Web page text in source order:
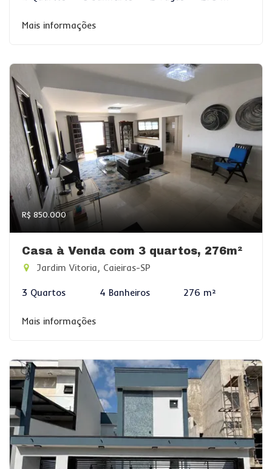
Mais informações
R$ 850.000
Casa à Venda com 3 quartos, 276m²
Jardim Vitoria, Caieiras-SP
3 Quartos 4 Banheiros 276 m²
Mais informações